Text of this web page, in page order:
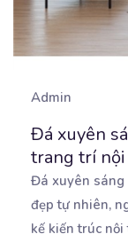
Admin
Đá xuyên
trang trí nội
Đá xuyên sáng
đẹp tự nhiên,
kế kiến trúc